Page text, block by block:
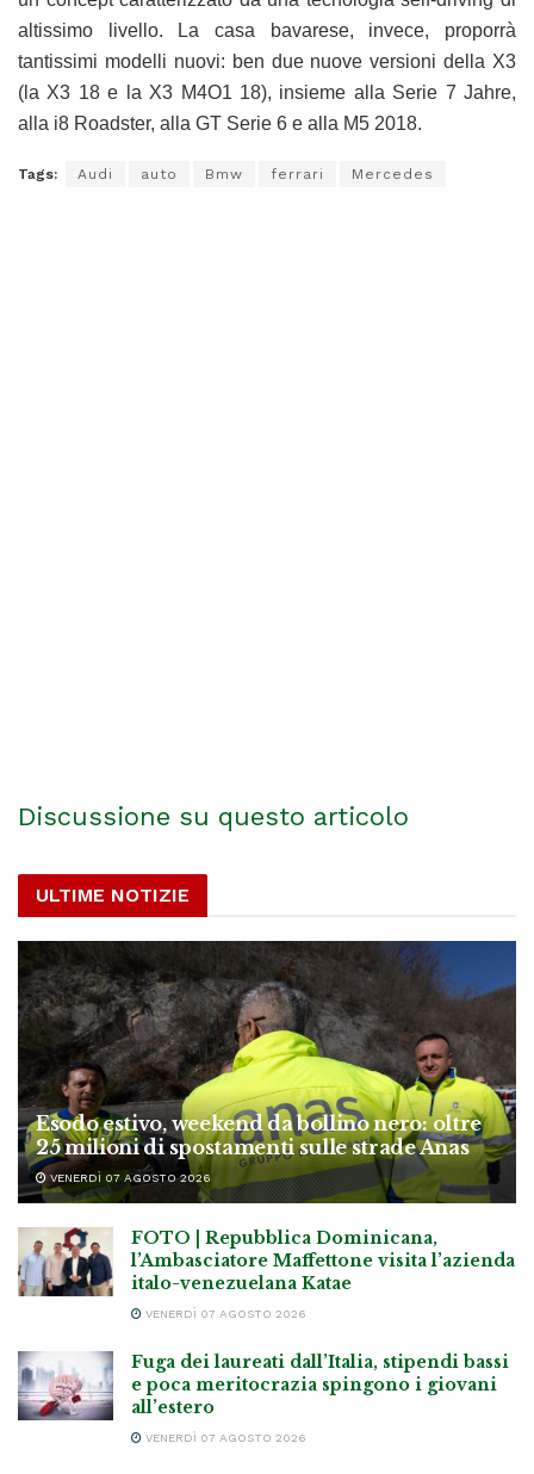
altissimo livello. La casa bavarese, invece, proporrà
tantissimi modelli nuovi: ben due nuove versioni della X3
(la X3 18 e la X3 M4O1 18), insieme alla Serie 7 Jahre,
alla i8 Roadster, alla GT Serie 6 e alla M5 2018.
Tags: Audi auto Bmw ferrari Mercedes
Discussione su questo articolo
ULTIME NOTIZIE
Esodo estivo, weekend da bollino nero: oltre
25 milioni di spostamenti sulle strade Anas
VENERDÌ 07 AGOSTO 2026
FOTO | Repubblica Dominicana,
l’Ambasciatore Maffettone visita l’azienda
italo-venezuelana Katae
VENERDÌ 07 AGOSTO 2026
Fuga dei laureati dall’Italia, stipendi bassi
e poca meritocrazia spingono i giovani
all’estero
VENERDÌ 07 AGOSTO 2026